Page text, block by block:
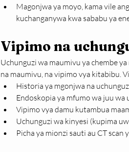
Magonjwa ya moyo, kama vile
kuchanganywa kwa sababu ya
Vipimo na
Uchunguzi wa maumivu ya chembe
na maumivu, na vipimo vya kitabibu.
Historia ya mgonjwa na
Endoskopia ya mfumo wa juu wa
Vipimo vya damu kutambua
Uchunguzi wa kinyesi (kupima
Picha ya mionzi sauti au CT scan